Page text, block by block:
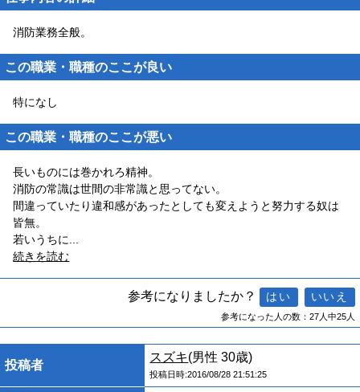
消防業務全般。
この職業・職種のここが良い
特になし
この職業・職種のここが悪い
長いものには巻かれろ精神。
消防の常識は世間の非常識と思ってない。
間違っていたり違和感があったとしても変えようと努力する奴は
皆無。
若いうちに
続きを読む
参考になりましたか？
参考になった人の数：27人中25人
投稿者
スズキ(男性 30歳)
投稿日時:2016/08/28 21:51:25